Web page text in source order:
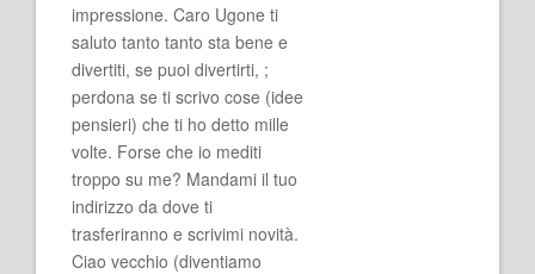
impressione. Caro Ugone ti
saluto tanto tanto sta bene e
divertiti, se puoi divertirti, ;
perdona se ti scrivo cose (idee
pensieri) che ti ho detto mille
volte. Forse che io mediti
troppo su me? Mandami il tuo
indirizzo da dove ti
trasferiranno e scrivimi novità.
Ciao vecchio (diventiamo